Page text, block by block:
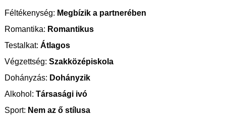
Féltékenység: Megbízik a partnerében
Romantika: Romantikus
Testalkat: Átlagos
Végzettség: Szakközépiskola
Dohányzás: Dohányzik
Alkohol: Társasági ivó
Sport: Nem az ő stílusa